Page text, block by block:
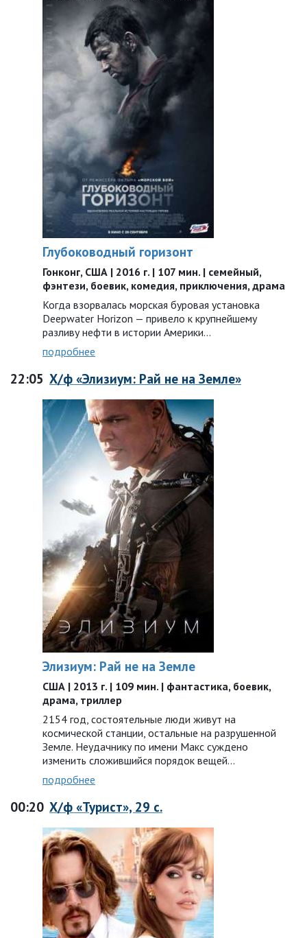
Глубоководный горизонт
Гонконг, США | 2016 г. | 107 мин. | семейный,
фэнтези, боевик, комедия, приключения, драма
Когда взорвалась морская буровая установка
Deepwater Horizon — привело к крупнейшему
разливу нефти в истории Америки…
подробнее
22:05 Х/ф «Элизиум: Рай не на Земле»
Элизиум: Рай не на Земле
США | 2013 г. | 109 мин. | фантастика, боевик,
драма, триллер
2154 год, состоятельные люди живут на
космической станции, остальные на разрушенной
Земле. Неудачнику по имени Макс суждено
изменить сложившийся порядок вещей...
подробнее
00:20 Х/ф «Турист», 29 с.